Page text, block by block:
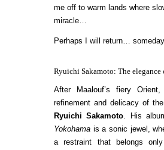
me off to warm lands where
miracle…
Perhaps I will return… someday.
Ryuichi Sakamoto: The elegance
After Maalouf’s fiery
refinement and delicacy of
Ryuichi Sakamoto. His
Yokohama is a sonic jewel,
a restraint that belongs